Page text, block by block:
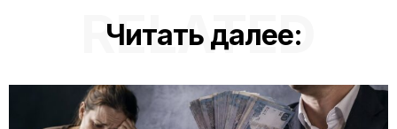
Читать далее:
RELATED